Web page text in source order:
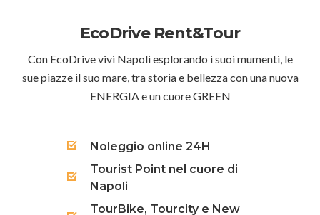
EcoDrive Rent&Tour
Con EcoDrive vivi Napoli esplorando i suoi mumenti, le
sue piazze il suo mare, tra storia e bellezza con una nuova
ENERGIA e un cuore GREEN
Noleggio online 24H
Tourist Point nel cuore di
Napoli
TourBike, Tourcity e New